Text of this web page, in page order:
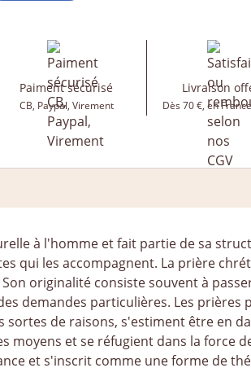
Paiment sécurisé
CB, Paypal, Virement
Livraison
Dès 70 €, en
à l'homme et fait partie de sa
qui les accompagnent. La prière
originalité consiste souvent à
demandes particulières. Les
de raisons, s'estiment être en
et se réfugient dans la force
et s'inscrit comme une forme de